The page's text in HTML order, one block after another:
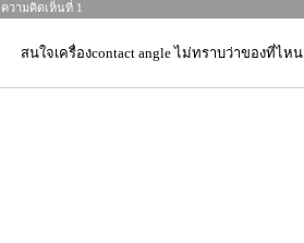
ความคิดเห็นที่ 1
สนใจเครื่องcontact angle ไม่ทราบว่าของที่ไหน